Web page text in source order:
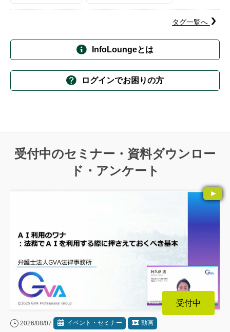
タグ一覧へ
InfoLoungeとは
ログインでお困りの方
受付中のセミナー・資料ダウンロー
ド・アンケート
受付中
2026/08/07 イベント・セミナー 動画